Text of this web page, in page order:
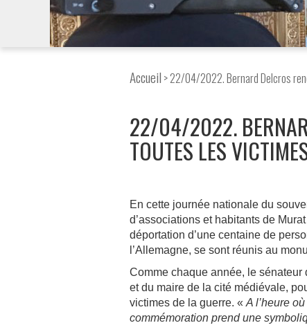
Accueil > 22/04/2022. Bernard Delcros
22/04/2022.
TOUTES LES
En cette journée nationale du
d’associations et habitants de
déportation d’une centaine de
l’Allemagne, se sont réunis au
Comme chaque année, le sénateur
et du maire de la cité médiévale,
victimes de la guerre. « A l’heure
commémoration prend une